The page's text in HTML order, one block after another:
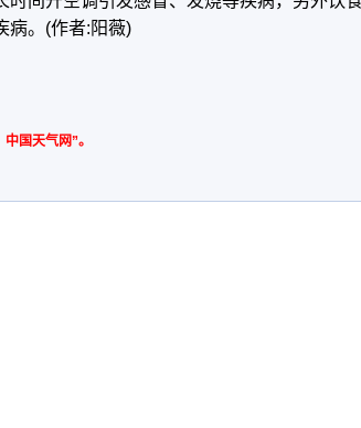
病。(作者:阳薇)
国天气网”。